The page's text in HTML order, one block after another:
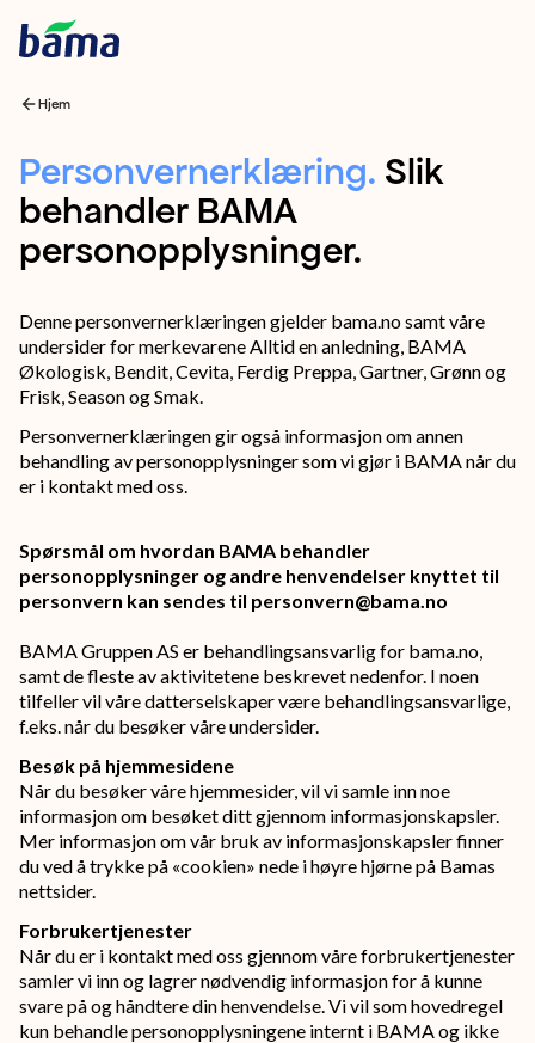
Hjem
Personvernerklæring
Slik
behandler
personopplysninger.
Personvernerklæring. Slik
behandler BAMA
personopplysninger.
Denne personvernerklæringen gjelder bama.no samt våre
undersider for merkevarene Alltid en anledning, BAMA
Økologisk, Bendit, Cevita, Ferdig Preppa, Gartner, Grønn og
Frisk, Season og Smak.
Personvernerklæringen gir også informasjon om annen
behandling av personopplysninger som vi gjør i BAMA når du
er i kontakt med oss.
Spørsmål om hvordan BAMA behandler
personopplysninger og andre henvendelser knyttet til
personvern kan sendes til personvern@bama.no
BAMA Gruppen AS er behandlingsansvarlig for bama.no,
samt de fleste av aktivitetene beskrevet nedenfor. I noen
tilfeller vil våre datterselskaper være behandlingsansvarlige,
f.eks. når du besøker våre undersider.
Besøk på hjemmesidene
Når du besøker våre hjemmesider, vil vi samle inn noe
informasjon om besøket ditt gjennom informasjonskapsler.
Mer informasjon om vår bruk av informasjonskapsler finner
du ved å trykke på «cookien» nede i høyre hjørne på Bamas
nettsider.
Forbrukertjenester
Når du er i kontakt med oss gjennom våre forbrukertjenester
samler vi inn og lagrer nødvendig informasjon for å kunne
svare på og håndtere din henvendelse. Vi vil som hovedregel
kun behandle personopplysningene internt i BAMA og ikke